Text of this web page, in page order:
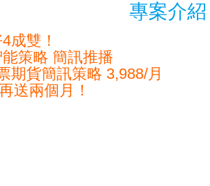
專案介紹
成雙！
策略 簡訊推播
期貨簡訊策略 3,988/月
送兩個月！